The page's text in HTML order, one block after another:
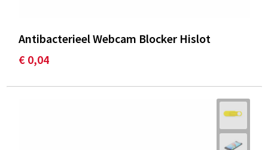
Antibacterieel Webcam Blocker Hislot
€ 0,04